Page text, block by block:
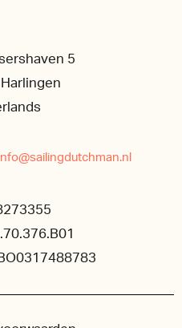
5